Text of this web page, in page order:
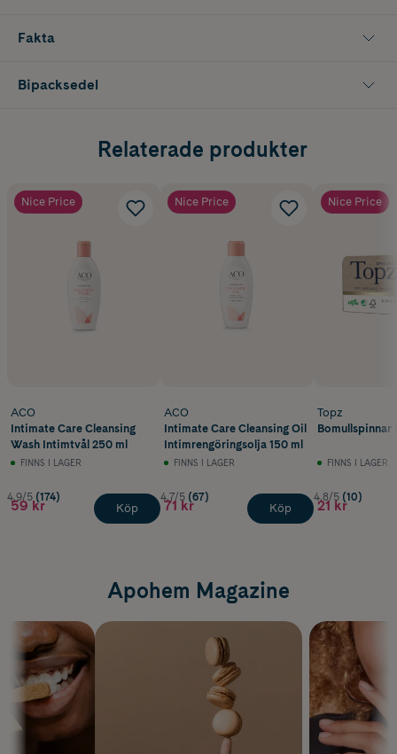
Fakta
Bipacksedel
Relaterade produkter
Nice Price
ACO
Intimate Care Cleansing
Wash Intimtvål 250 ml
FINNS I LAGER
4.9/5 (174)
59 kr Köp
Nice Price
ACO
Intimate Care Cleansing Oil
Intimrengöringsolja 150 ml
FINNS I LAGER
4.7/5 (67)
71 kr Köp
Nice Price
Topz
Bomullspinnar
FINNS I LAGER
4.8/5 (10)
21 kr
Apohem Magazine